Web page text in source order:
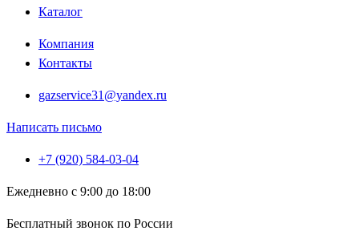
Каталог
Компания
Контакты
gazservice31@yandex.ru
Написать письмо
+7 (920) 584-03-04
Ежедневно с 9:00 до 18:00
Бесплатный звонок по России